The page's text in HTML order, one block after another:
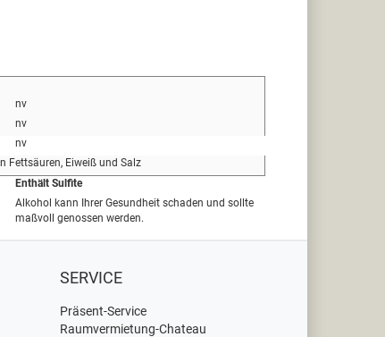
nv
nv
nv
Fettsäuren, Eiweiß und Salz
Enthält Sulfite
Alkohol kann Ihrer Gesundheit schaden und sollte
maßvoll genossen werden.
SERVICE
Präsent-Service
Raumvermietung-Chateau